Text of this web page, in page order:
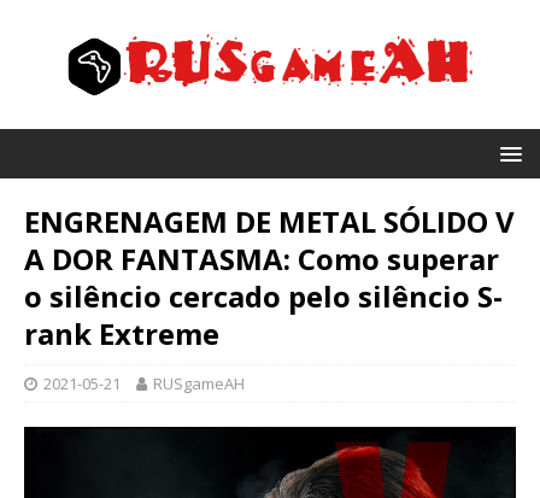
ENGRENAGEM DE METAL SÓLIDO V
A DOR FANTASMA: Como superar
o silêncio cercado pelo silêncio S-
rank Extreme
2021-05-21 RUSgameAH